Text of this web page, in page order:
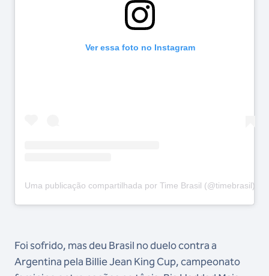
Ver essa foto no Instagram
Uma publicação compartilhada por Time Brasil (@timebrasil)
Foi sofrido, mas deu Brasil no duelo contra a
Argentina pela Billie Jean King Cup, campeonato